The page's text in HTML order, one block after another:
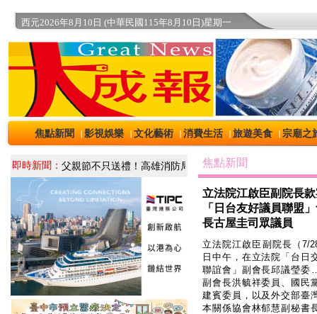
西元2026年8月10日 (中華民國115年8月10日)星期一
焦點新聞 ｜影視娛樂 ｜文化藝術 ｜消費生活 ｜旅遊美食 宗廟之
即時新聞： 焦點新聞
立法院江啟臣副院長
「日台友好議員聯盟
長古屋圭司眾議員
立法院江啟臣副院長（7/
日中午，在立法院「台日
聯誼會」副會長邱議瑩委
副會長洪毓祥委員、國民
建賓委員，以及外交部臺
本關係協會林郁慧副秘書